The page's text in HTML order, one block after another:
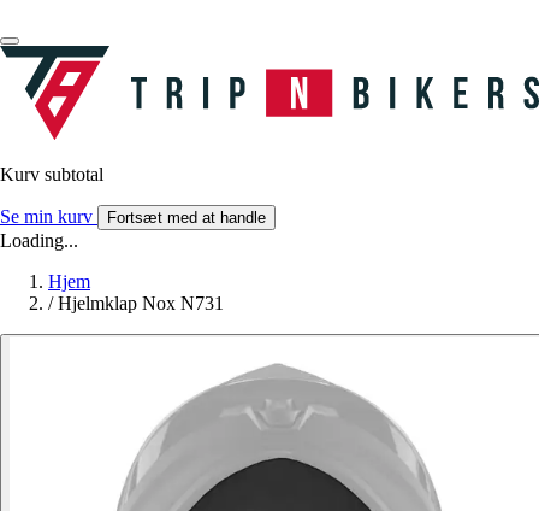
Kurv subtotal
Se min kurv Fortsæt med at handle
Loading...
Hjem
/ Hjelmklap Nox N731